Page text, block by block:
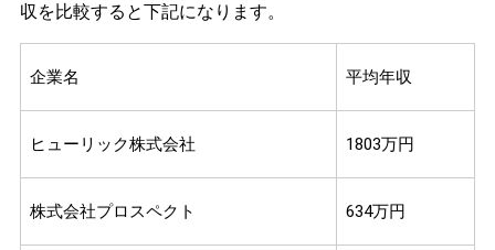
収を比較すると下記になります。
企業名 平均年収
ヒューリック株式会社 1803万円
株式会社プロスペクト 634万円